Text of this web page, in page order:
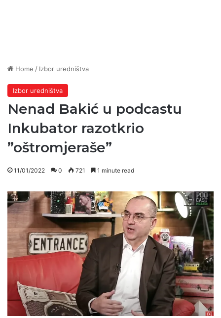
Home / Izbor uredništva
Izbor uredništva
Nenad Bakić u podcastu
Inkubator razotkrio
”oštromjeraše”
11/01/2022 0 721 1 minute read